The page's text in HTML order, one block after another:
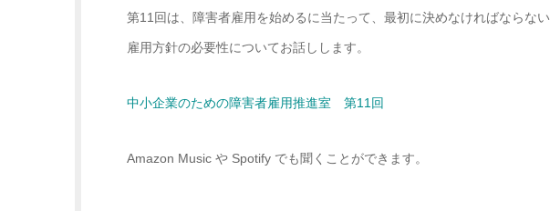
第11回は、障害者雇用を始めるに当たって、最初に決めなければならない
雇用方針の必要性についてお話しします。
中小企業のための障害者雇用推進室 第11回
Amazon Music や Spotify でも聞くことができます。